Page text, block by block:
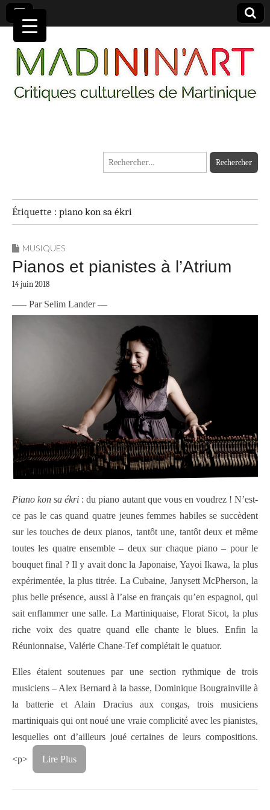
MADININ'ART
Rechercher :
Étiquette : piano kon sa ékri
MUSIQUES
Pianos et pianistes à l’Atrium
14 juin 2018
—– Par Selim Lander —
Piano kon sa ékri : du piano autant que vous en voudrez ! N’est-
ce pas le cas quand quatre jeunes femmes habiles se succèdent
sur les touches de deux pianos, tantôt une, tantôt deux et même
toutes les quatre ensemble – deux sur chaque piano – pour le
bouquet final ? Il y avait donc la Japonaise, Yayoi Ikawa, la plus
expérimentée, la plus titrée. La Cubaine, Janysett McPherson, la
plus belle présence, aussi à l’aise en français qu’en espagnol, qui
sait enflammer une salle. La Martiniquaise, Florat Sicot, la plus
riche voix des quatre quand elle chante le blues. Enfin la
Réunionnaise, Valérie Chane-Tef complétait le quatuor.
Elles étaient soutenues par une section rythmique de trois
musiciens – Alex Bernard à la basse, Dominique Bougrainville à
la batterie et Alain Dracius aux congas, trois musiciens
martiniquais qui ont noué une vraie complicité avec les pianistes,
lesquelles ont d’ailleurs joué certaines de leurs compositions.
<p> Lire Plus